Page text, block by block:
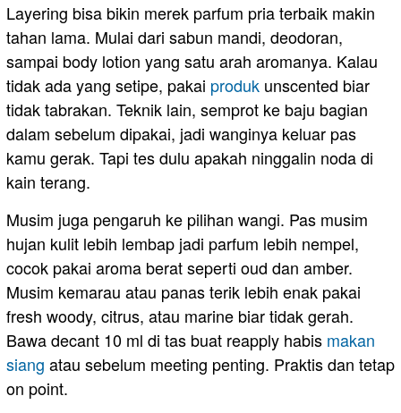
Layering bisa bikin merek parfum pria terbaik makin
tahan lama. Mulai dari sabun mandi, deodoran,
sampai body lotion yang satu arah aromanya. Kalau
tidak ada yang setipe, pakai produk unscented biar
tidak tabrakan. Teknik lain, semprot ke baju bagian
dalam sebelum dipakai, jadi wanginya keluar pas
kamu gerak. Tapi tes dulu apakah ninggalin noda di
kain terang.
Musim juga pengaruh ke pilihan wangi. Pas musim
hujan kulit lebih lembap jadi parfum lebih nempel,
cocok pakai aroma berat seperti oud dan amber.
Musim kemarau atau panas terik lebih enak pakai
fresh woody, citrus, atau marine biar tidak gerah.
Bawa decant 10 ml di tas buat reapply habis makan
siang atau sebelum meeting penting. Praktis dan tetap
on point.